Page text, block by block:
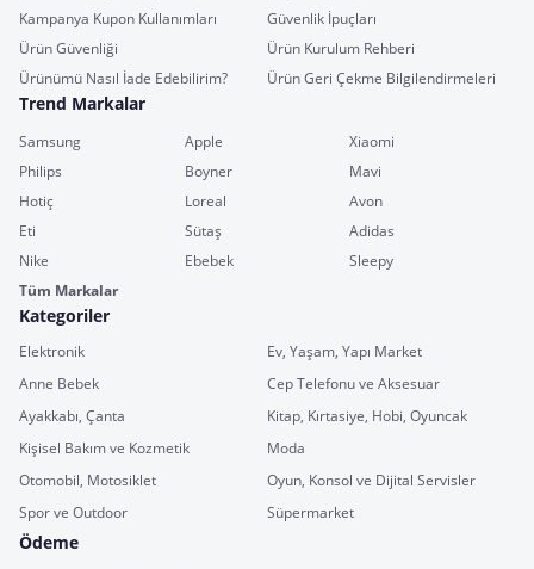
Kampanya Kupon Kullanımları
Güvenlik İpuçları
Ürün Güvenliği
Ürün Kurulum Rehberi
Ürünümü Nasıl İade Edebilirim?
Ürün Geri Çekme Bilgilendirmeleri
Trend Markalar
Samsung Apple
Xiaomi
Philips
Boyner
Mavi
Hotiç
Loreal
Avon
Eti
Sütaş
Adidas
Nike
Ebebek
Sleepy
Tüm Markalar
Kategoriler
Elektronik
Ev, Yaşam, Yapı Market
Anne Bebek
Cep Telefonu ve Aksesuar
Ayakkabı, Çanta
Kitap, Kırtasiye, Hobi, Oyuncak
Kişisel Bakım ve Kozmetik
Moda
Otomobil, Motosiklet
Oyun, Konsol ve Dijital Servisler
Spor ve Outdoor
Süpermarket
Ödeme